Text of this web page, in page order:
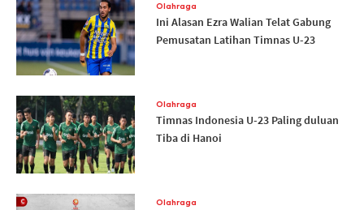
Olahraga
Ini Alasan Ezra Walian Telat Gabung
Pemusatan Latihan Timnas U-23
Olahraga
Timnas Indonesia U-23 Paling duluan
Tiba di Hanoi
Olahraga